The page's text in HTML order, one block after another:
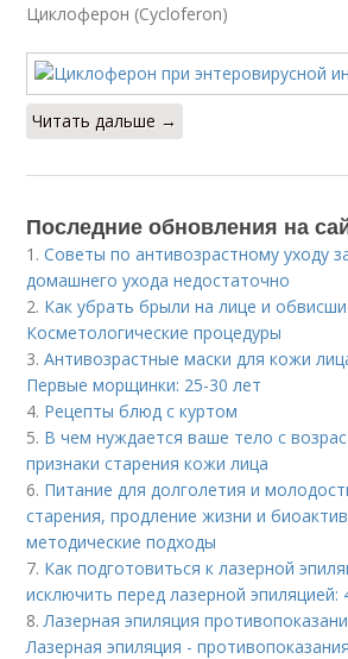
Циклоферон (Cycloferon)
Читать дальше →
Последние обновления на
1.Советы по антивозрастному уходу
домашнего ухода недостаточно
2. Как убрать брыли на лице и
Косметологические процедуры
3.Антивозрастные маски для кожи
Первые морщинки: 25-30 лет
4. Рецепты блюд с куртом
5. В чем нуждается ваше тело с
признаки старения кожи лица
6. Питание для долголетия и
старения, продление жизни и
методические подходы
7. Как подготовиться к лазерной
исключить перед лазерной эпиляцией:
8.Лазерная эпиляция
Лазерная эпиляция - противопоказания